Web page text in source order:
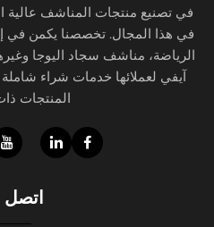
في تصنيع منتجات المناشف عالية
في هذا المجال. تخصصنا يكمن
الرياضة، مناشف سجاد اليوجا
آيفي لعملائها خدمات شراء
المنتجات
اتصل